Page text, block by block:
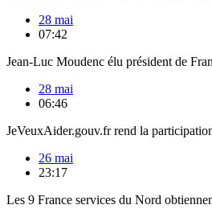
28 mai
07:42
Jean-Luc Moudenc élu président de
28 mai
06:46
JeVeuxAider.gouv.fr rend la
26 mai
23:17
Les 9 France services du Nord